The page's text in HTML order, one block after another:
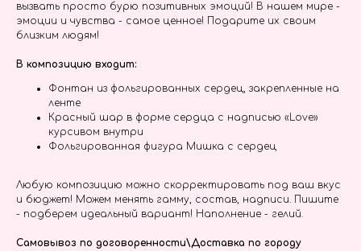
вызвать просто бурю позитивных эмоций! В нашем мире -
эмоции и чувства - самое ценное! Подарите их своим
близким людям!
В композицию входит:
Фонтан из фольгированных сердец, закрепленные на
ленте
Красный шар в форме сердца с надписью «Love»
курсивом внутри
Фольгированная фигура Мишка с сердец
Любую композицию можно скорректировать под ваш вкус
и бюджет! Можем менять гамму, состав, надписи. Пишите
- подберем идеальный вариант! Наполнение - гелий.
Самовывоз по договоренности\Доставка по городу